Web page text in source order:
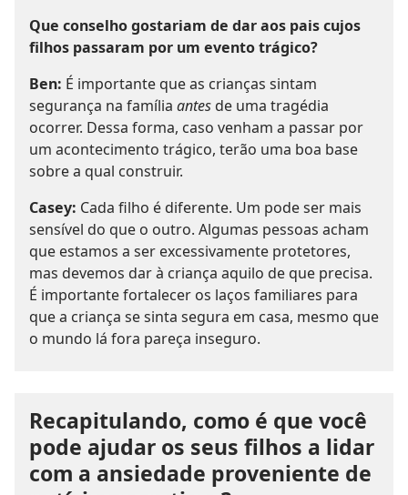
Que conselho gostariam de dar aos pais cujos
filhos passaram por um evento trágico?
Ben: É importante que as crianças sintam
segurança na família antes de uma tragédia
ocorrer. Dessa forma, caso venham a passar por
um acontecimento trágico, terão uma boa base
sobre a qual construir.
Casey: Cada filho é diferente. Um pode ser mais
sensível do que o outro. Algumas pessoas acham
que estamos a ser excessivamente protetores,
mas devemos dar à criança aquilo de que precisa.
É importante fortalecer os laços familiares para
que a criança se sinta segura em casa, mesmo que
o mundo lá fora pareça inseguro.
Recapitulando, como é que você
pode ajudar os seus filhos a lidar
com a ansiedade proveniente de